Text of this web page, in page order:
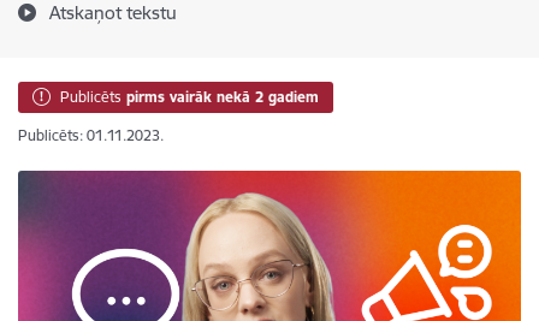
Atskaņot tekstu
Publicēts pirms vairāk nekā 2 gadiem
Publicēts: 01.11.2023.